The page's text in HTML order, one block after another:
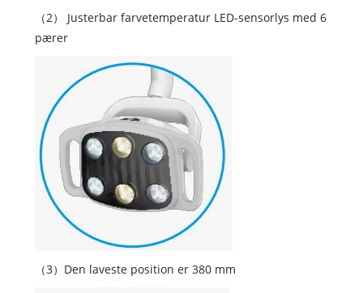
（2） Justerbar farvetemperatur LED-sensorlys med 6
pærer
（3）Den laveste position er 380 mm